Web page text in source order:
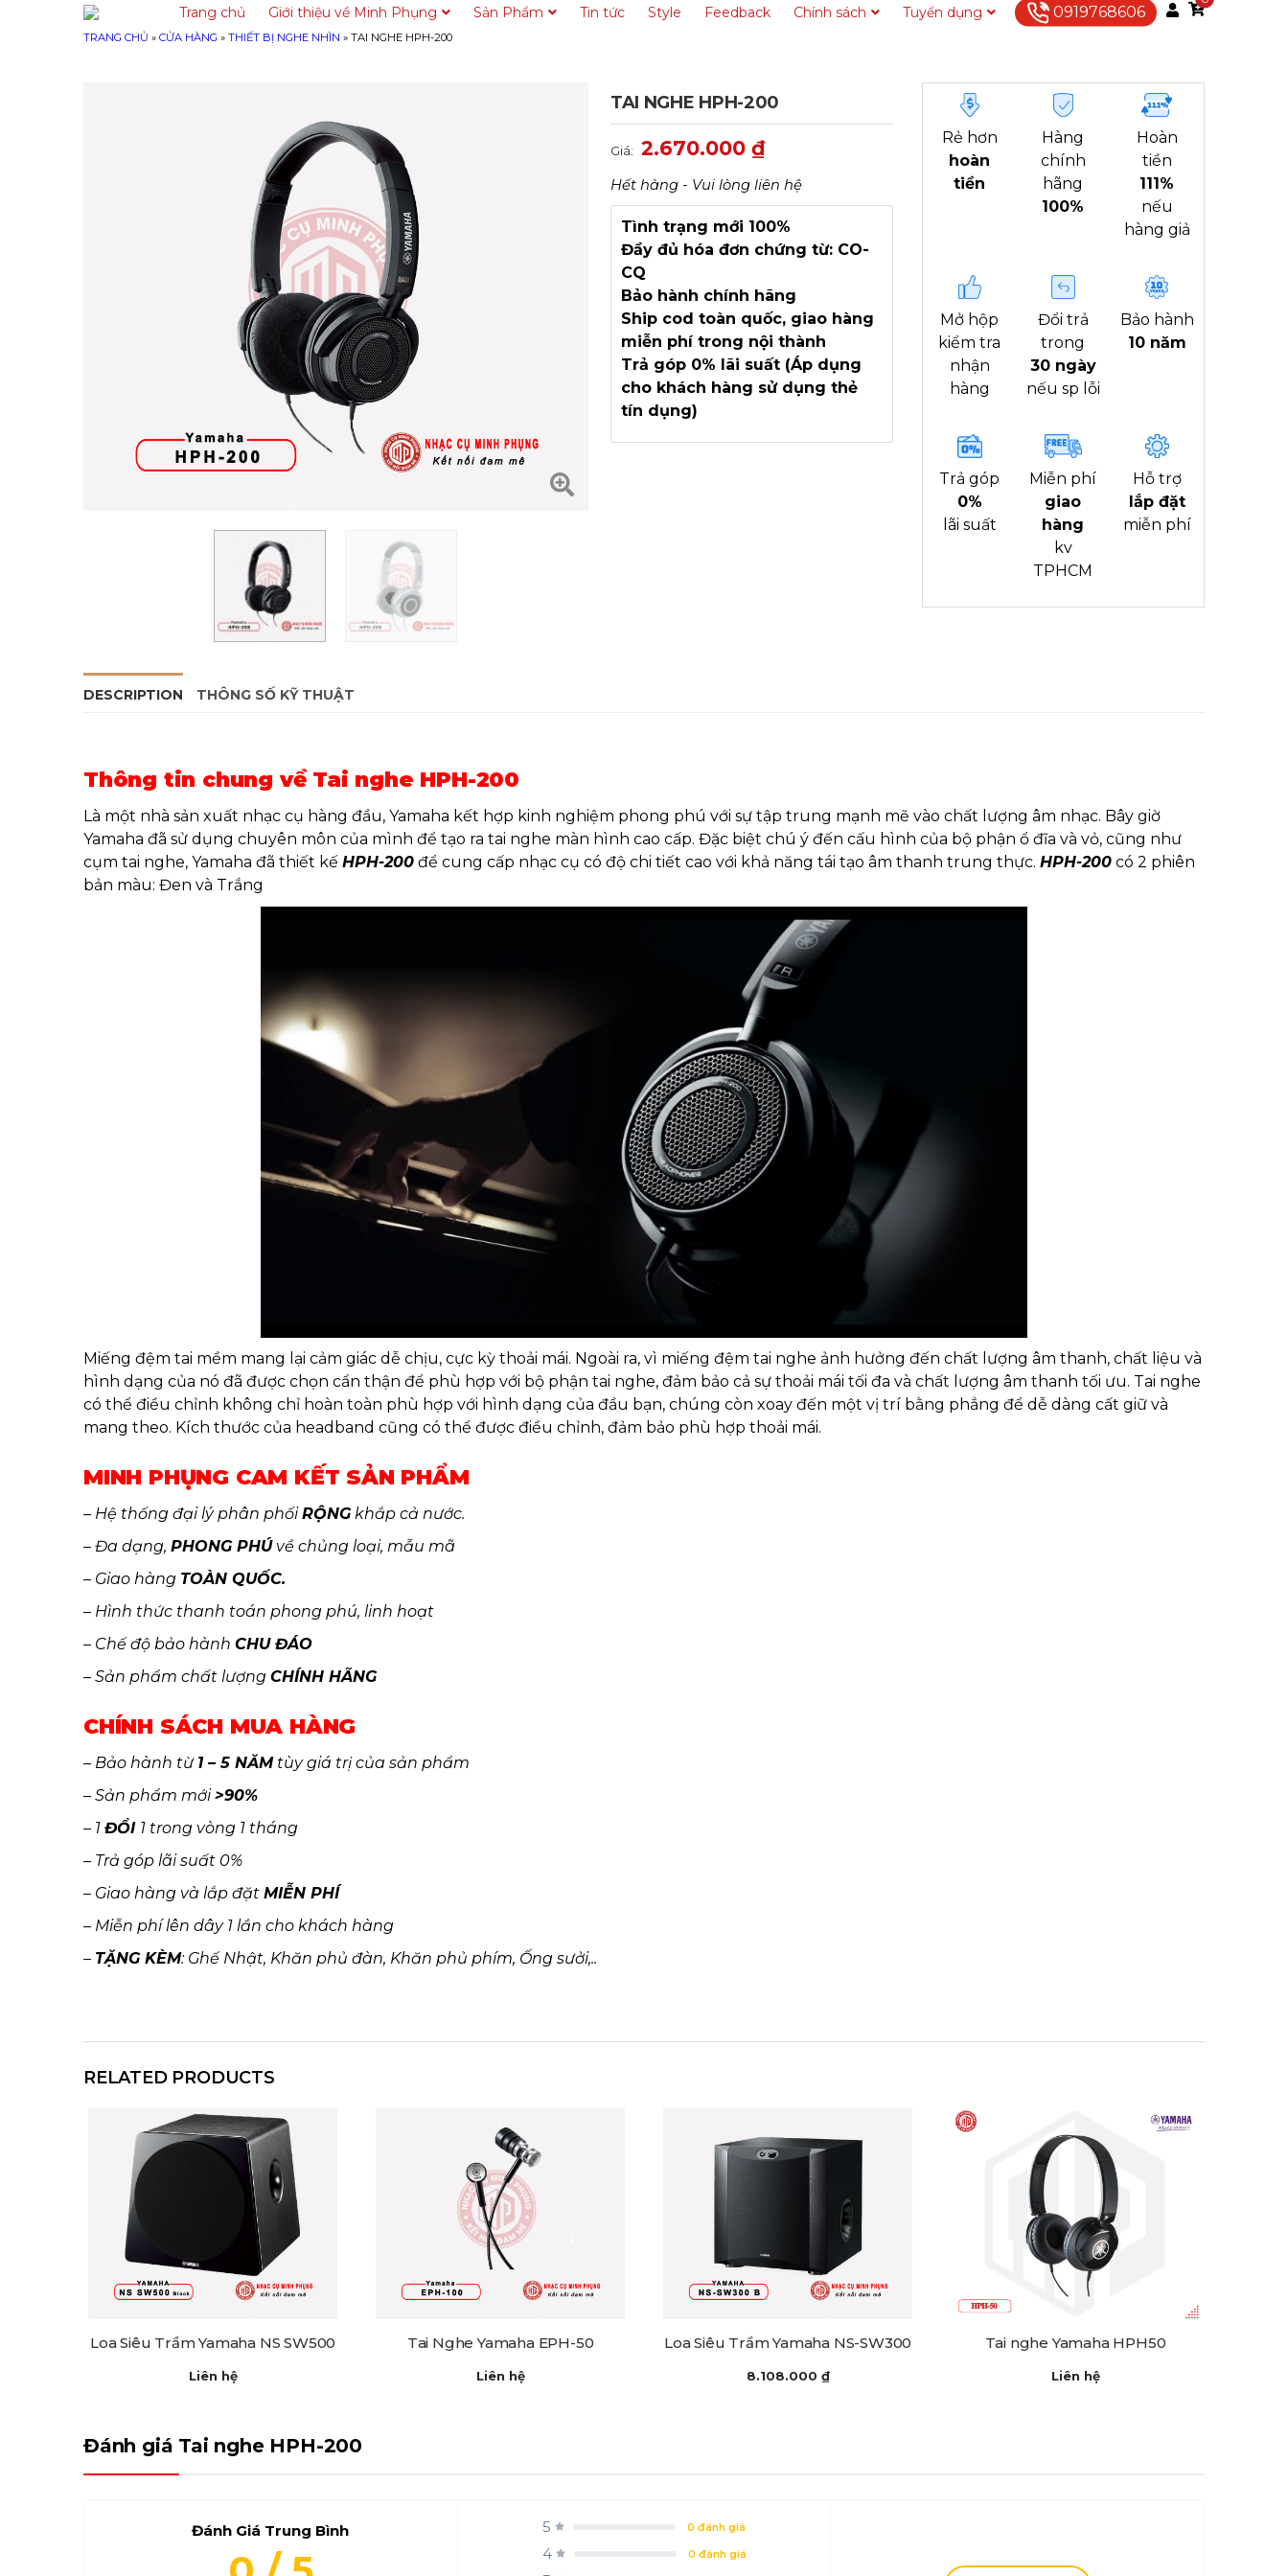
Trang chủ Giới thiệu về Minh Phụng Sản Phẩm Tin tức Style Feedback Chính sách Tuyển dụng Liên hệ0919768606
TRANG CHỦ » CỬA HÀNG » THIẾT BỊ NGHE NHÌN » TAI NGHE HPH-200
TAI NGHE HPH-200
Giá: 2.670.000 ₫
Hết hàng - Vui lòng liên hệ
Tình trạng mới 100%
Đầy đủ hóa đơn chứng từ: CO-
CQ
Bảo hành chính hãng
Ship cod toàn quốc, giao hàng
miễn phí trong nội thành
Trả góp 0% lãi suất (Áp dụng
cho khách hàng sử dụng thẻ
tín dụng)
Rẻ hơn
hoàn
tiền
Hàng
chính
hãng
100%
Hoàn
tiền
111%
nếu
hàng giả
Mở hộp
kiểm tra
nhận
hàng
Đổi trả
trong
30 ngày
nếu sp lỗi
Bảo hành
10 năm
Trả góp
0%
lãi suất
Miễn phí
giao
hàng
kv
TPHCM
Hỗ trợ
lắp đặt
miễn phí
DESCRIPTION THÔNG SỐ KỸ THUẬT
Thông tin chung về Tai nghe HPH-200
Là một nhà sản xuất nhạc cụ hàng đầu, Yamaha kết hợp kinh nghiệm phong phú với sự tập trung mạnh mẽ vào chất lượng âm nhạc. Bây giờ
Yamaha đã sử dụng chuyên môn của mình để tạo ra tai nghe màn hình cao cấp. Đặc biệt chú ý đến cấu hình của bộ phận ổ đĩa và vỏ, cũng như
cụm tai nghe, Yamaha đã thiết kế HPH-200 để cung cấp nhạc cụ có độ chi tiết cao với khả năng tái tạo âm thanh trung thực. HPH-200 có 2 phiên
bản màu: Đen và Trắng
Miếng đệm tai mềm mang lại cảm giác dễ chịu, cực kỳ thoải mái. Ngoài ra, vì miếng đệm tai nghe ảnh hưởng đến chất lượng âm thanh, chất liệu và
hình dạng của nó đã được chọn cẩn thận để phù hợp với bộ phận tai nghe, đảm bảo cả sự thoải mái tối đa và chất lượng âm thanh tối ưu. Tai nghe
có thể điều chỉnh không chỉ hoàn toàn phù hợp với hình dạng của đầu bạn, chúng còn xoay đến một vị trí bằng phẳng để dễ dàng cất giữ và
mang theo. Kích thước của headband cũng có thể được điều chỉnh, đảm bảo phù hợp thoải mái.
MINH PHỤNG CAM KẾT SẢN PHẨM
– Hệ thống đại lý phân phốiRỘNGkhắp cả nước.
– Đa dạng, PHONG PHÚvề chủng loại, mẫu mã
– Giao hàng TOÀN QUỐC.
– Hình thức thanh toán phong phú, linh hoạt
– Chế độ bảo hành CHU ĐÁO
– Sản phẩm chất lượng CHÍNH HÃNG
CHÍNH SÁCH MUA HÀNG
– Bảo hành từ 1 – 5 NĂMtùy giá trị của sản phẩm
– Sản phẩm mới>90%
– 1 ĐỔI 1 trong vòng 1 tháng
– Trả góp lãi suất 0%
– Giao hàng và lắp đặt MIỄN PHÍ
– Miễn phí lên dây 1 lần cho khách hàng
– TẶNG KÈM: Ghế Nhật, Khăn phủ đàn, Khăn phủ phím, Ống sưởi,..
RELATED PRODUCTS
Loa Siêu Trầm Yamaha NS SW500
Liên hệ
Tai Nghe Yamaha EPH-50
Liên hệ
Loa Siêu Trầm Yamaha NS-SW300
8.108.000 ₫
Tai nghe Yamaha HPH50
Liên hệ
Đánh giá Tai nghe HPH-200
Đánh Giá Trung Bình 5 0 đánh giá
4 0 đánh giá